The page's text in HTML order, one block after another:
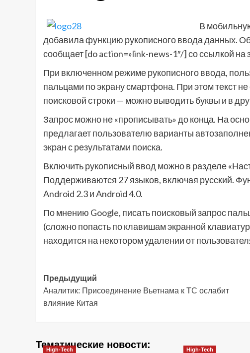
В
добавила функцию рукописного ввода данных. Об
сообщает [do action=»link-news-1″/] со ссылкой
При включенном режиме рукописного ввода,
пальцами по экрану смартфона. При этом текст
поисковой строки — можно выводить буквы и в
Запрос можно не «прописывать» до конца. На
предлагает пользователю варианты
экран с результатами поиска.
Включить рукописный ввод можно в разделе
Поддерживаются 27 языков, включая русский.
Android 2.3 и Android 4.0.
По мнению Google, писать поисковый запрос
(сложно попасть по клавишам экранной
находится на некотором удалении от
Навигация
записи
Предыдущий
Аналитик: Присоединение Вьетнама к ТС ослабит
влияние Китая
Тематические новости:
High-Tech High-Tech